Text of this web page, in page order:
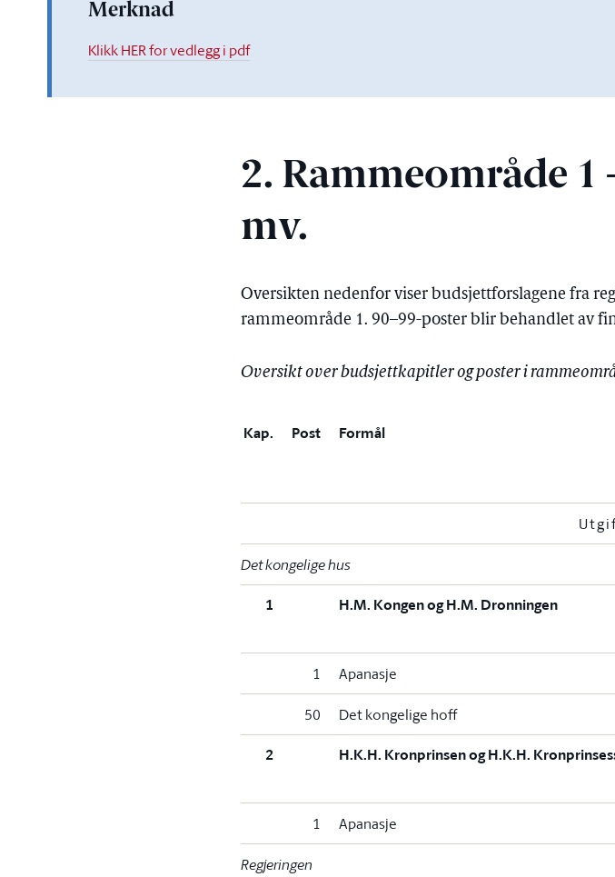
Merknad
Klikk HER for vedlegg i pdf
2. Rammeområde
mv.
Oversikten nedenfor viser budsjettforslagene fra
rammeområde 1. 90–99-poster blir behandlet av
Oversikt over budsjettkapitler og poster i
Kap. Post Formål
Det kongelige hus
1 H.M. Kongen og H.M. Dronningen
1 Apanasje
50 Det kongelige hoff
2 H.K.H. Kronprinsen og H.K.H.
1 Apanasje
Regjeringen